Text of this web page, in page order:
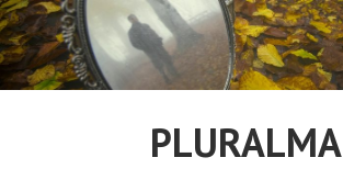
Pular
para
o
conteúdo
PLURALMA